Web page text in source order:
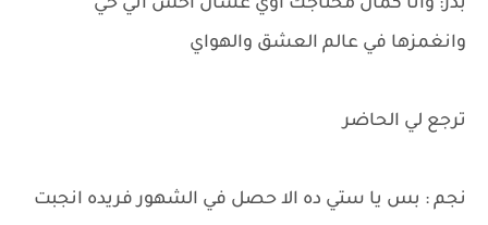
بدر: وانا كمان محتاجك اوي عشان احس اني حي
وانغمزها في عالم العشق والهواي
ترجع لي الحاضر
نجم : بس يا ستي ده الا حصل في الشهور فريده انجبت